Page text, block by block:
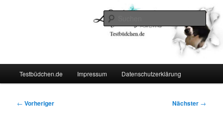
Testbüdchen.de Impressum Datenschutzerklärung
Beitragsnavigation
← Vorheriger Nächster →